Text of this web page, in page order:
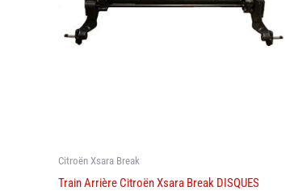
Citroën Xsara Break
Train Arrière Citroën Xsara Break DISQUES